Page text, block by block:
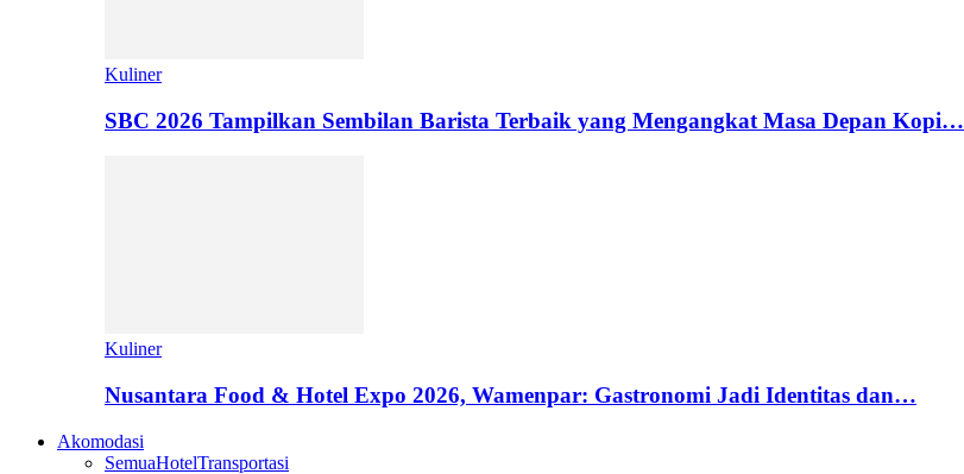
Kuliner
SBC 2026 Tampilkan Sembilan Barista Terbaik yang Mengangkat Masa Depan Kopi…
Kuliner
Nusantara Food & Hotel Expo 2026, Wamenpar: Gastronomi Jadi Identitas dan…
Akomodasi
SemuaHotelTransportasi